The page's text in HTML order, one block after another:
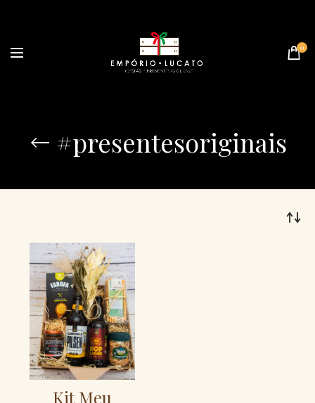
0
#presentesoriginais
Kit Meu